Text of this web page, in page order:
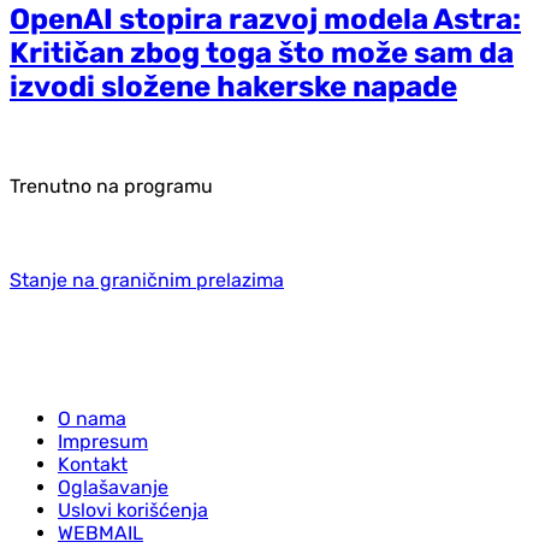
OpenAI stopira razvoj modela Astra:
Kritičan zbog toga što može sam da
izvodi složene hakerske napade
Trenutno na programu
Stanje na graničnim prelazima
O nama
Impresum
Kontakt
Oglašavanje
Uslovi korišćenja
WEBMAIL